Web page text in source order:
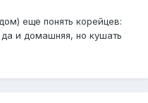
еще понять корейцев:
и домашняя, но кушать